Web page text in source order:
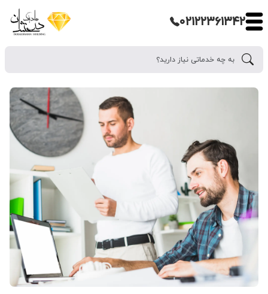
۰۲۱۲۲۳۶۱۳۴۲